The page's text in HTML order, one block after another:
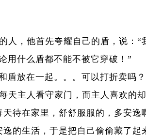
人，他首先夸耀自己的盾，说：
用什么盾都不能不被它穿破！”
盾放在一起。。。可以打折卖吗？
天主人看守家门，而主人喜欢的
待在家里，舒舒服服的，多安逸
的生活，于是把自己偷偷藏了起